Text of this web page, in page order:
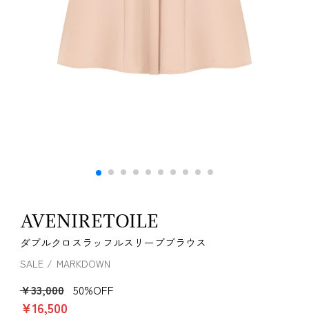
AVENIRETOILE
ダブルクロスラッフルスリーブブラウス
SALE MARKDOWN
￥33,000 50%OFF
￥16,500